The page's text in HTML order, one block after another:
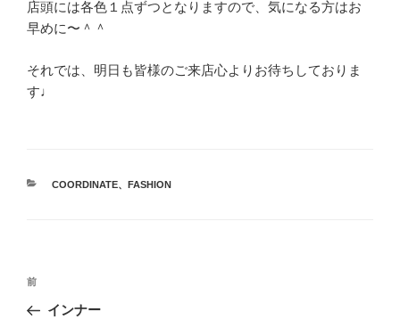
店頭には各色１点ずつとなりますので、気になる方はお
早めに〜＾＾
それでは、明日も皆様のご来店心よりお待ちしておりま
す♩
カ
COORDINATE、 FASHION
投
ナ
前
の
前
インナー